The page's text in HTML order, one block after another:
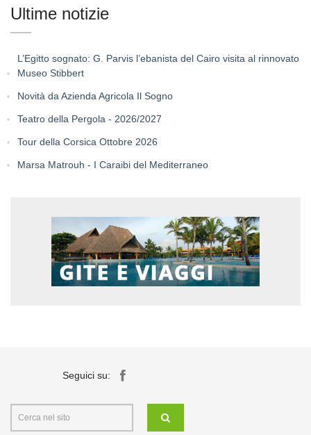
Ultime notizie
L’Egitto sognato: G. Parvis l’ebanista del Cairo visita al rinnovato
Museo Stibbert
Novità da Azienda Agricola Il Sogno
Teatro della Pergola - 2026/2027
Tour della Corsica Ottobre 2026
Marsa Matrouh - I Caraibi del Mediterraneo
Seguici su: